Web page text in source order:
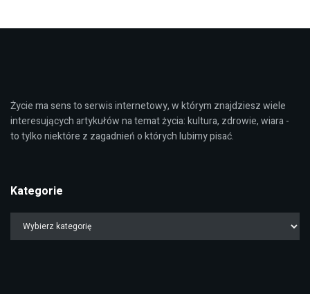
Życie ma sens to serwis internetowy, w którym znajdziesz wiele
interesujących artykułów na temat życia: kultura, zdrowie, wiara -
to tylko niektóre z zagadnień o których lubimy pisać.
Kategorie